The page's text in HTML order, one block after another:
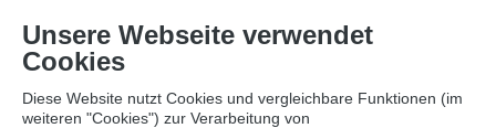
Unsere Webseite verwendet
Cookies
Diese Website nutzt Cookies und vergleichbare Funktionen (im
weiteren "Cookies") zur Verarbeitung von